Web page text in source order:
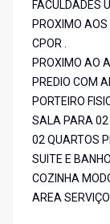
FACULDADES
PROXIMO
CPOR .
PROXIMO AO
PREDIO COM
PORTEIRO
SALA PARA 02
02 QUARTOS
SUITE E
COZINHA
AREA